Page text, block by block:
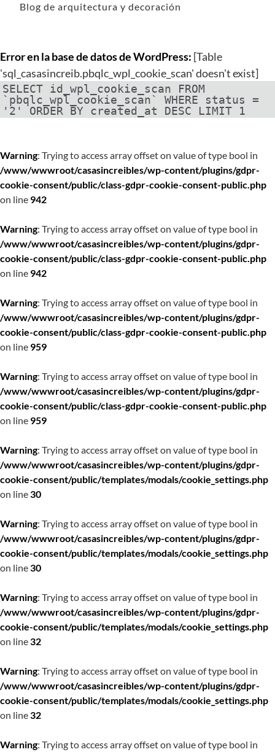
Blog de arquitectura y decoración
Error en la base de datos de WordPress: [Table
'sql_casasincreib.pbqlc_wpl_cookie_scan' doesn't exist]
SELECT id_wpl_cookie_scan FROM
`pbqlc_wpl_cookie_scan` WHERE status =
'2' ORDER BY created_at DESC LIMIT 1
Warning: Trying to access array offset on value of type bool in
/www/wwwroot/casasincreibles/wp-content/plugins/gdpr-
cookie-consent/public/class-gdpr-cookie-consent-public.php
on line 942
Warning: Trying to access array offset on value of type bool in
/www/wwwroot/casasincreibles/wp-content/plugins/gdpr-
cookie-consent/public/class-gdpr-cookie-consent-public.php
on line 942
Warning: Trying to access array offset on value of type bool in
/www/wwwroot/casasincreibles/wp-content/plugins/gdpr-
cookie-consent/public/class-gdpr-cookie-consent-public.php
on line 959
Warning: Trying to access array offset on value of type bool in
/www/wwwroot/casasincreibles/wp-content/plugins/gdpr-
cookie-consent/public/class-gdpr-cookie-consent-public.php
on line 959
Warning: Trying to access array offset on value of type bool in
/www/wwwroot/casasincreibles/wp-content/plugins/gdpr-
cookie-consent/public/templates/modals/cookie_settings.php
on line30
Warning: Trying to access array offset on value of type bool in
/www/wwwroot/casasincreibles/wp-content/plugins/gdpr-
cookie-consent/public/templates/modals/cookie_settings.php
on line30
Warning: Trying to access array offset on value of type bool in
/www/wwwroot/casasincreibles/wp-content/plugins/gdpr-
cookie-consent/public/templates/modals/cookie_settings.php
on line32
Warning: Trying to access array offset on value of type bool in
/www/wwwroot/casasincreibles/wp-content/plugins/gdpr-
cookie-consent/public/templates/modals/cookie_settings.php
on line32
Warning: Trying to access array offset on value of type bool in